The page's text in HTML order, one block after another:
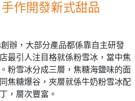
作開發新式甜品
辦，大部分產品都係靠自主研發
最引人注目格就係粉雪冰，當中焦
粉雪冰分成三層，焦糖海鹽味的面
焦糖爆谷，夾層就係牛奶粉雪冰配
，層次豐富。